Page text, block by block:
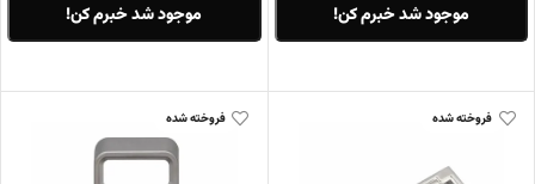
موجود شد خبرم کن!
موجود شد خبرم کن!
فروخته شده فروخته شده